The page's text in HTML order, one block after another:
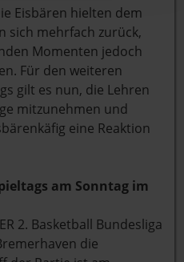
Eisbären hielten dem
sich mehrfach zurück,
Momenten jedoch
Für den weiteren
gilt es nun, die Lehren
mitzunehmen und
eine Reaktion
am Sonntag im
2. Basketball Bundesliga
die